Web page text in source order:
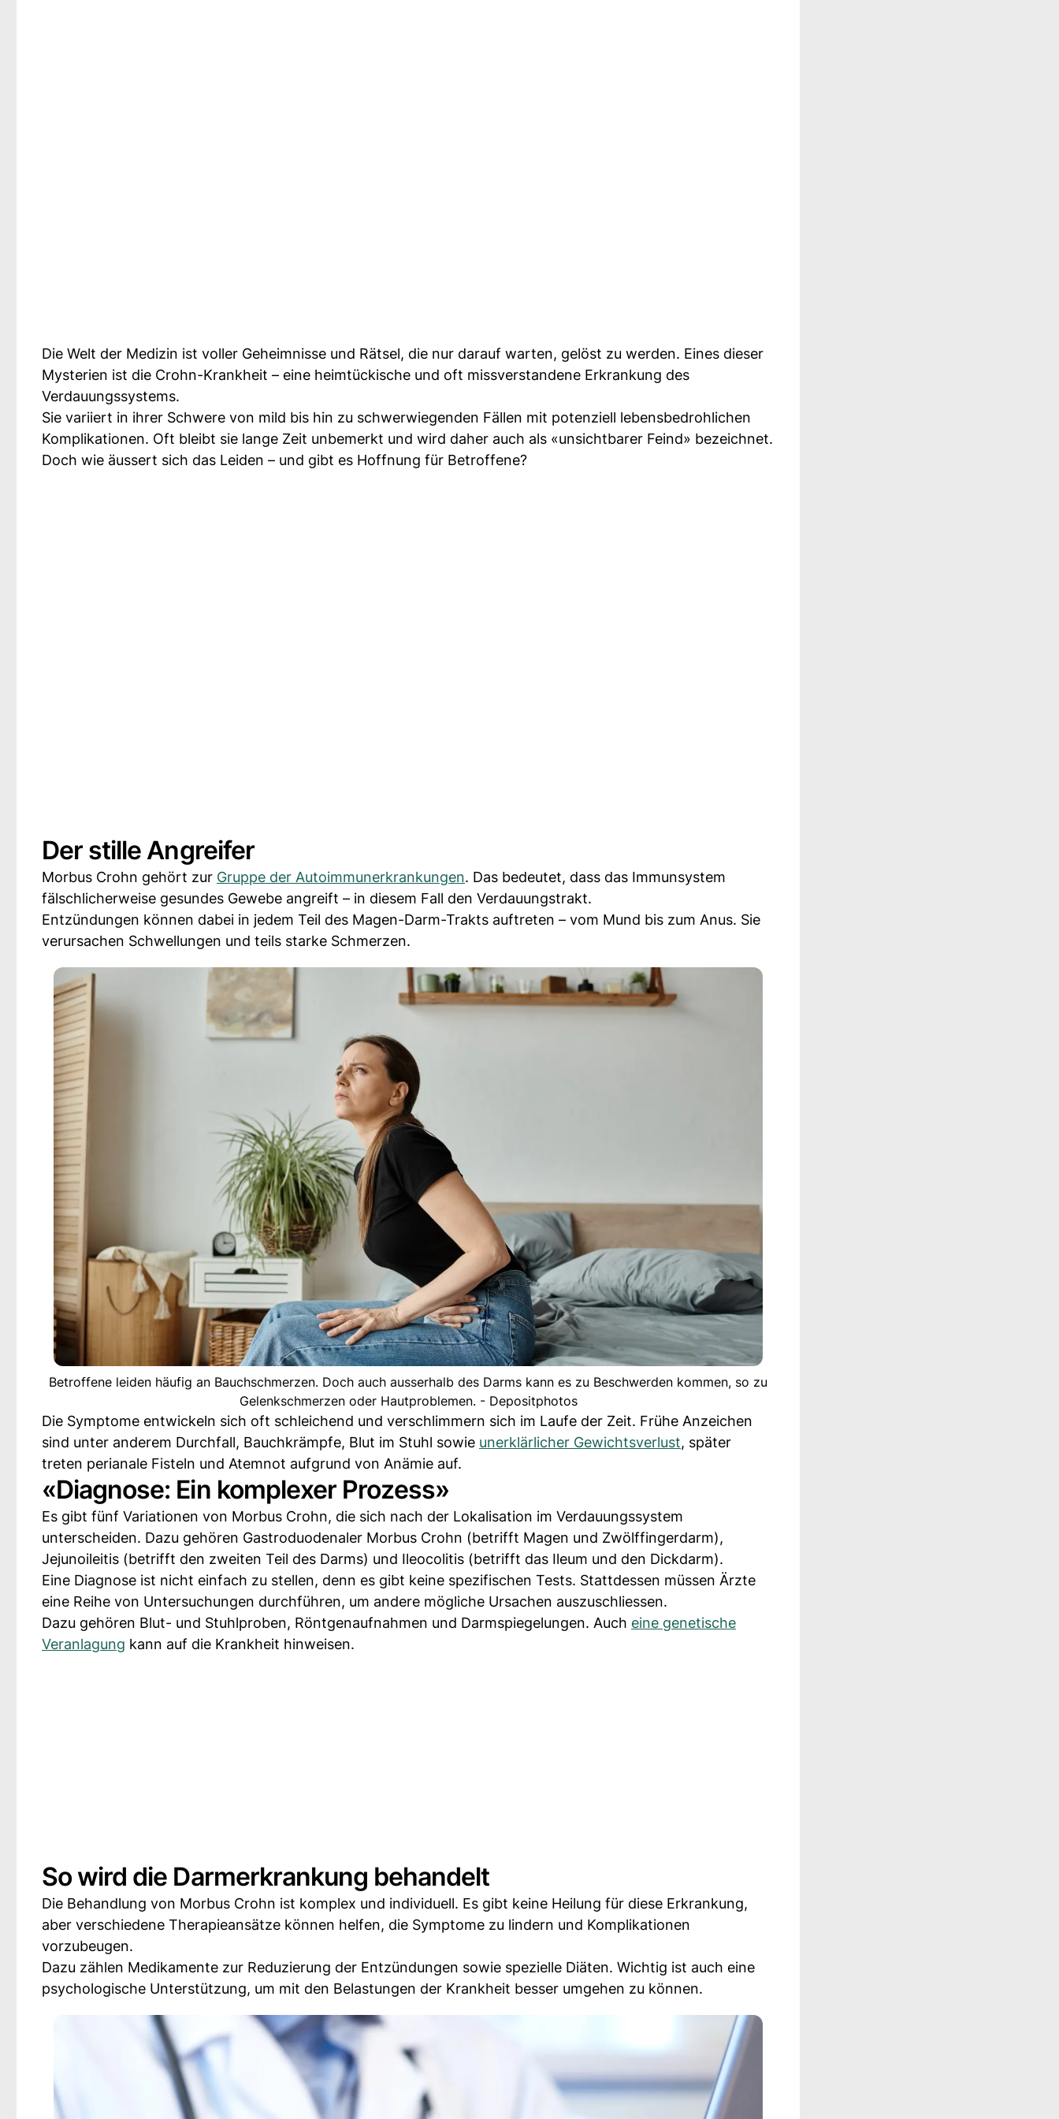
Die Welt der Medizin ist voller Geheimnisse und Rätsel, die nur darauf warten, gelöst zu werden. Eines dieser
Mysterien ist die Crohn-Krankheit – eine heimtückische und oft missverstandene Erkrankung des
Verdauungssystems.
Sie variiert in ihrer Schwere von mild bis hin zu schwerwiegenden Fällen mit potenziell lebensbedrohlichen
Komplikationen. Oft bleibt sie lange Zeit unbemerkt und wird daher auch als «unsichtbarer Feind» bezeichnet.
Doch wie äussert sich das Leiden – und gibt es Hoffnung für Betroffene?
Der stille Angreifer
Morbus Crohn gehört zur Gruppe der Autoimmunerkrankungen. Das bedeutet, dass das Immunsystem
fälschlicherweise gesundes Gewebe angreift – in diesem Fall den Verdauungstrakt.
Entzündungen können dabei in jedem Teil des Magen-Darm-Trakts auftreten – vom Mund bis zum Anus. Sie
verursachen Schwellungen und teils starke Schmerzen.
Betroffene leiden häufig an Bauchschmerzen. Doch auch ausserhalb des Darms kann es zu Beschwerden kommen, so zu
Gelenkschmerzen oder Hautproblemen. - Depositphotos
Die Symptome entwickeln sich oft schleichend und verschlimmern sich im Laufe der Zeit. Frühe Anzeichen
sind unter anderem Durchfall, Bauchkrämpfe, Blut im Stuhl sowie unerklärlicher Gewichtsverlust, später
treten perianale Fisteln und Atemnot aufgrund von Anämie auf.
«Diagnose: Ein komplexer Prozess»
Es gibt fünf Variationen von Morbus Crohn, die sich nach der Lokalisation im Verdauungssystem
unterscheiden. Dazu gehören Gastroduodenaler Morbus Crohn (betrifft Magen und Zwölffingerdarm),
Jejunoileitis (betrifft den zweiten Teil des Darms) und Ileocolitis (betrifft das Ileum und den Dickdarm).
Eine Diagnose ist nicht einfach zu stellen, denn es gibt keine spezifischen Tests. Stattdessen müssen Ärzte
eine Reihe von Untersuchungen durchführen, um andere mögliche Ursachen auszuschliessen.
Dazu gehören Blut- und Stuhlproben, Röntgenaufnahmen und Darmspiegelungen. Auch eine genetische
Veranlagung kann auf die Krankheit hinweisen.
So wird die Darmerkrankung behandelt
Die Behandlung von Morbus Crohn ist komplex und individuell. Es gibt keine Heilung für diese Erkrankung,
aber verschiedene Therapieansätze können helfen, die Symptome zu lindern und Komplikationen
vorzubeugen.
Dazu zählen Medikamente zur Reduzierung der Entzündungen sowie spezielle Diäten. Wichtig ist auch eine
psychologische Unterstützung, um mit den Belastungen der Krankheit besser umgehen zu können.